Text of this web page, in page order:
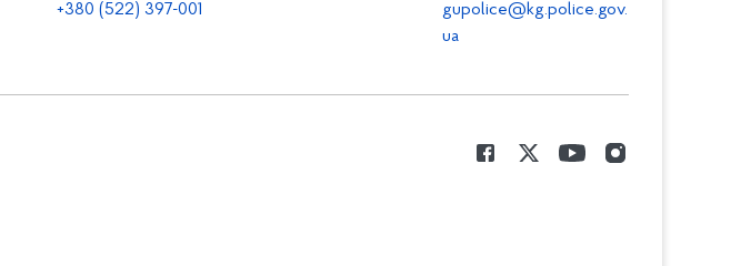
+380 (522) 397-001
gupolice@kg.police.gov.
ua